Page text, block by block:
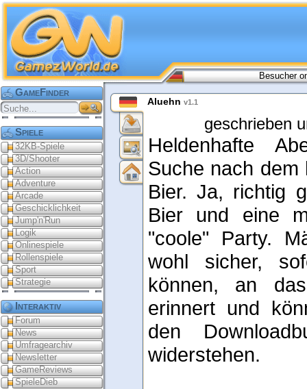
Besucher
GameFinder
Spiele
32KB-Spiele
3D/Shooter
Action
Adventure
Arcade
Geschicklichkeit
Jump'n'Run
Logik
Onlinespiele
Rollenspiele
Sport
Strategie
Interaktiv
Forum
News
Umfragearchiv
Newsletter
GameReviews
SpieleDieb
Aluehn v1.1
geschrieben
Heldenhafte
Suche nach dem
Bier. Ja, richtig
Bier und eine
"coole" Party.
wohl sicher,
können, an
erinnert und
den
widerstehen.